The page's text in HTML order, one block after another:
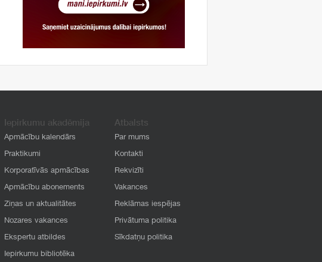
Iepirkumu akadēmija
Apmācību kalendārs
Praktikumi
Korporatīvās apmācības
Apmācību abonements
Ziņas un aktualitātes
Nozares vakances
Ekspertu atbildes
Iepirkumu bibliotēka
Atbalsts
Par mums
Kontakti
Rekvizīti
Vakances
Reklāmas iespējas
Privātuma politika
Sīkdatņu politika